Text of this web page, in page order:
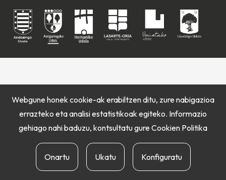
Webgune honek cookie-ak erabiltzen ditu, zure nabigazioa
errazteko eta analisi estatistikoak egiteko. Informazio
gehiago nahi baduzu, kontsultatu gure Cookien Politika
Onartu Ukatu Konfiguratu